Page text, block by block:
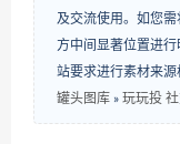
及交流使用。如您
方中间显著位置进行
站要求进行素材来源
罐头图库 » 玩玩投